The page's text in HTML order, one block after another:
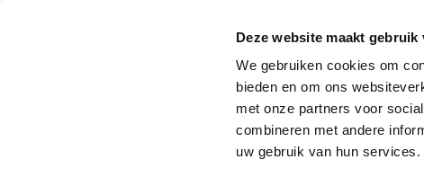
Deze website maakt gebruik
We gebruiken cookies om
bieden en om ons
met onze partners voor
combineren met andere
uw gebruik van hun services.
Zoek huisdier Plaats